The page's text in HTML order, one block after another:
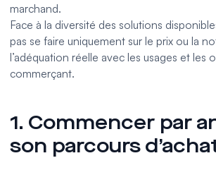
marchand.
Face à la diversité des solutions
pas se faire uniquement sur le prix ou la
l’adéquation réelle avec les usages et les
commerçant.
1. Commencer par
son parcours